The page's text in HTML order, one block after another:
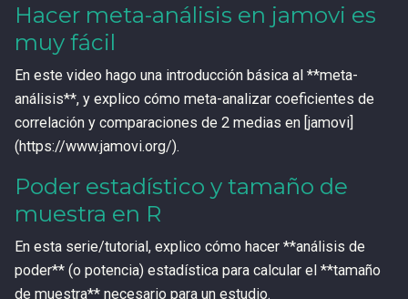
Hacer meta-análisis en jamovi es
muy fácil
En este video hago una introducción básica al **meta-
análisis**, y explico cómo meta-analizar coeficientes de
correlación y comparaciones de 2 medias en [jamovi]
(https://www.jamovi.org/).
Poder estadístico y tamaño de
muestra en R
En esta serie/tutorial, explico cómo hacer **análisis de
poder** (o potencia) estadística para calcular el **tamaño
de muestra** necesario para un estudio.